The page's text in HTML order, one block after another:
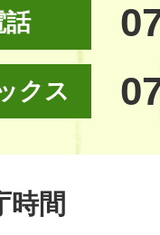
話
クス
時間